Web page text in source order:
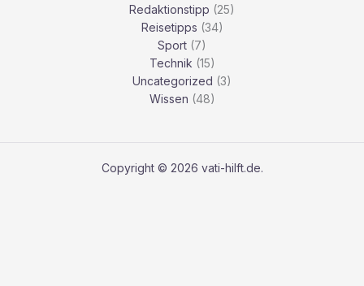
Redaktionstipp (25)
Reisetipps (34)
Sport (7)
Technik (15)
Uncategorized (3)
Wissen (48)
Copyright © 2026 vati-hilft.de.